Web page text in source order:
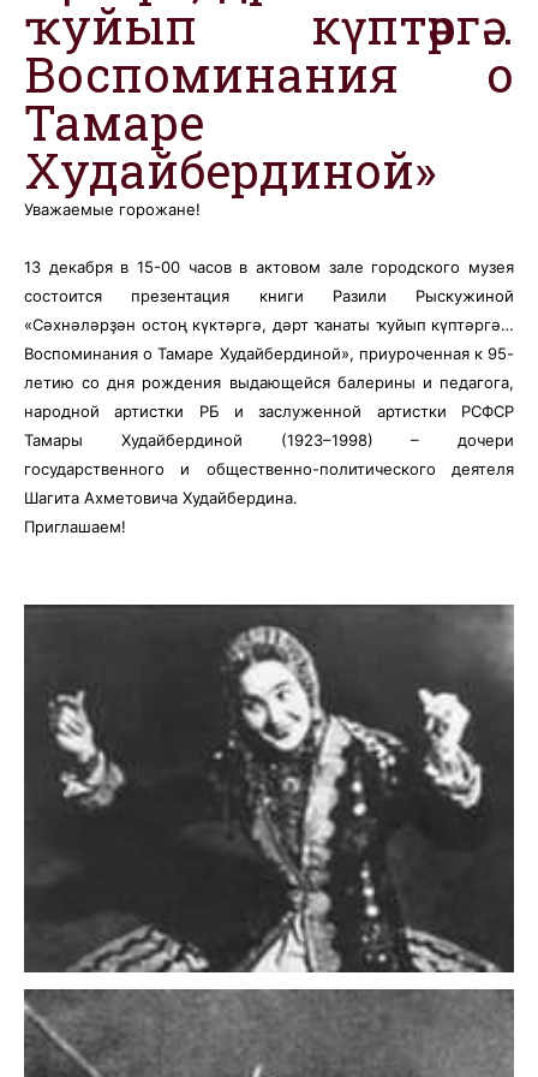
ҡуйып күптәргә…
Воспоминания о
Тамаре
Худайбердиной»
Уважаемые горожане!
13 декабря в 15-00 часов в актовом зале городского музея
состоится презентация книги Разили Рыскужиной
«Сәхнәләрҙән остоң күктәргә, дәрт ҡанаты ҡуйып күптәргә…
Воспоминания о Тамаре Худайбердиной», приуроченная к 95-
летию со дня рождения выдающейся балерины и педагога,
народной артистки РБ и заслуженной артистки РСФСР
Тамары Худайбердиной (1923–1998) – дочери
государственного и общественно-политического деятеля
Шагита Ахметовича Худайбердина.
Приглашаем!